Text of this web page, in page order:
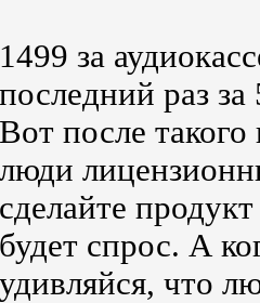
1499 за
последний раз
Вот после
люди
сделайте
будет спрос. А
удивляйся, что